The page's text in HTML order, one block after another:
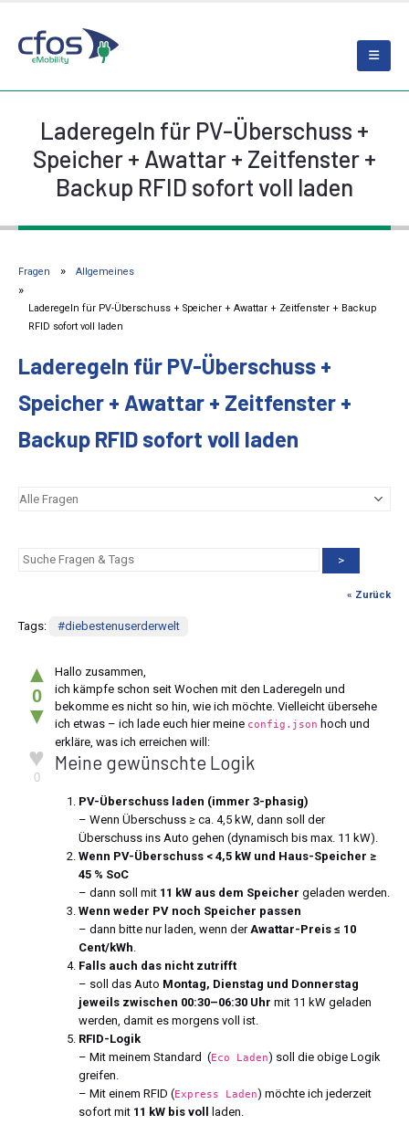
Laderegeln für PV-Überschuss +
Speicher + Awattar + Zeitfenster +
Backup RFID sofort voll laden
Fragen Allgemeines
Laderegeln für PV-Überschuss + Speicher + Awattar + Zeitfenster + Backup
RFID sofort voll laden
Laderegeln für PV-Überschuss +
Speicher + Awattar + Zeitfenster +
Backup RFID sofort voll laden
>
« Zurück
Tags: #diebestenuserderwelt
▲
0
▼
♥
0
Hallo zusammen,
ich kämpfe schon seit Wochen mit den Laderegeln und
bekomme es nicht so hin, wie ich möchte. Vielleicht übersehe
ich etwas – ich lade euch hier meine config.json hoch und
erkläre, was ich erreichen will:
Meine gewünschte Logik
PV-Überschuss laden (immer 3-phasig)
– Wenn Überschuss ≥ ca. 4,5 kW, dann soll der
Überschuss ins Auto gehen (dynamisch bis max. 11 kW).
Wenn PV-Überschuss < 4,5 kW und Haus-Speicher ≥
45 % SoC
– dann soll mit 11 kW aus dem Speicher geladen werden.
Wenn weder PV noch Speicher passen
– dann bitte nur laden, wenn der Awattar-Preis ≤ 10
Cent/kWh
Falls auch das nicht zutrifft
– soll das Auto Montag, Dienstag und Donnerstag
jeweils zwischen 00:30–06:30 Uhr mit 11 kW geladen
werden, damit es morgens voll ist.
RFID-Logik
– Mit meinem Standard (Eco Laden) soll die obige Logik
greifen.
– Mit einem RFID (Express Laden) möchte ich jederzeit
sofort mit 11 kW bis voll laden.